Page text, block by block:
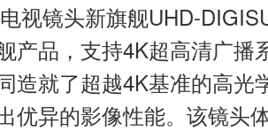
视镜头新旗舰UHD-
产品，支持4K超高清广
造就了超越4K基准的高
优异的影像性能。该镜头